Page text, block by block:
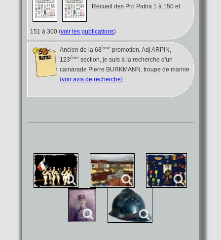
Recueil des Pro Patria 1 à 150 et
151 à 300 (voir les publications)
Ancien de la 68èmepromotion, Adj ARPIN,
123émesection, je suis à la recherche d'un
camarade Pierre BURKMANN, troupe de marine
(voir avis de recherche).